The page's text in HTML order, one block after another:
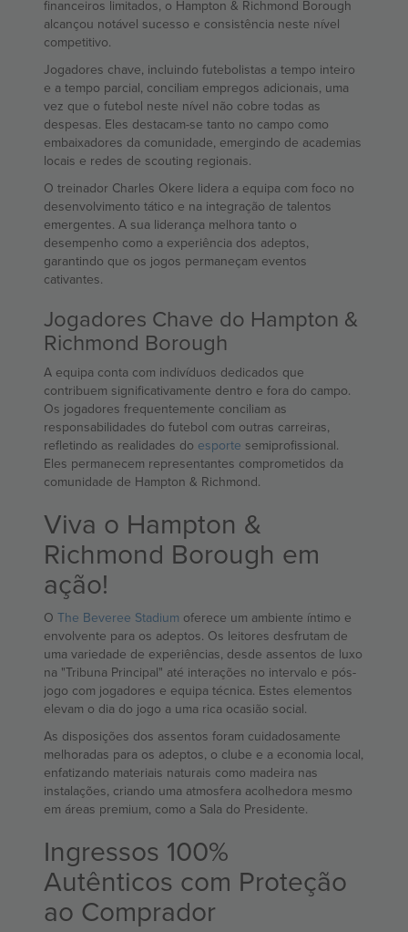
financeiros limitados, o Hampton & Richmond Borough
alcançou notável sucesso e consistência neste nível
competitivo.
Jogadores chave, incluindo futebolistas a tempo inteiro
e a tempo parcial, conciliam empregos adicionais, uma
vez que o futebol neste nível não cobre todas as
despesas. Eles destacam-se tanto no campo como
embaixadores da comunidade, emergindo de academias
locais e redes de scouting regionais.
O treinador Charles Okere lidera a equipa com foco no
desenvolvimento tático e na integração de talentos
emergentes. A sua liderança melhora tanto o
desempenho como a experiência dos adeptos,
garantindo que os jogos permaneçam eventos
cativantes.
Jogadores Chave do Hampton &
Richmond Borough
A equipa conta com indivíduos dedicados que
contribuem significativamente dentro e fora do campo.
Os jogadores frequentemente conciliam as
responsabilidades do futebol com outras carreiras,
refletindo as realidades do esporte semiprofissional.
Eles permanecem representantes comprometidos da
comunidade de Hampton & Richmond.
Viva o Hampton &
Richmond Borough em
ação!
O The Beveree Stadium oferece um ambiente íntimo e
envolvente para os adeptos. Os leitores desfrutam de
uma variedade de experiências, desde assentos de luxo
na "Tribuna Principal" até interações no intervalo e pós-
jogo com jogadores e equipa técnica. Estes elementos
elevam o dia do jogo a uma rica ocasião social.
As disposições dos assentos foram cuidadosamente
melhoradas para os adeptos, o clube e a economia local,
enfatizando materiais naturais como madeira nas
instalações, criando uma atmosfera acolhedora mesmo
em áreas premium, como a Sala do Presidente.
Ingressos 100%
Autênticos com Proteção
ao Comprador